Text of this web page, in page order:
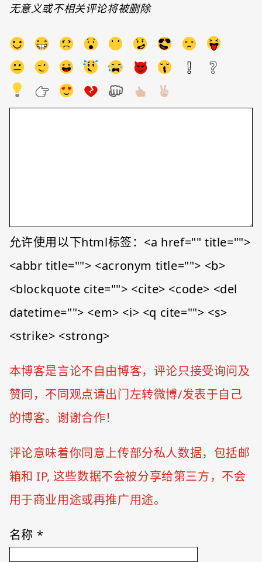
无意义或不相关评论将被删除
允许使用以下html标签：<a href="" title="">
<abbr title=""> <acronym title=""> <b>
<blockquote cite=""> <cite> <code> <del
datetime=""> <em> <i> <q cite=""> <s>
<strike> <strong>
本博客是言论不自由博客，评论只接受询问及
赞同，不同观点请出门左转微博/发表于自己
的博客。谢谢合作！
评论意味着你同意上传部分私人数据，包括邮
箱和 IP, 这些数据不会被分享给第三方，不会
用于商业用途或再推广用途。
名称 *